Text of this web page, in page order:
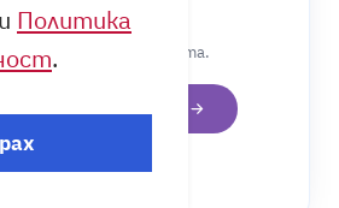
от 5.0 при 1,488 ревюта.
Политика
.